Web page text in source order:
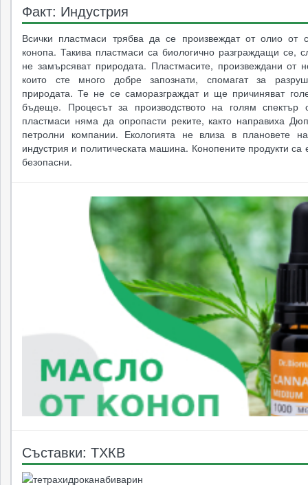
Факт: Индустрия
Всички пластмаси трябва да се произвеждат от олио от
конопа. Такива пластмаси са биологично разграждащи се,
не замърсяват природата. Пластмасите, произвеждани от
които сте много добре запознати, спомагат за
природата. Те не се саморазграждат и ще причиняват
бъдеще. Процесът за производството на голям спектър
пластмаси няма да опропасти реките, както направиха
петролни компании. Екологията не влиза в плановете
индустрия и политическата машина. Конопените продукти са
безопасни.
Съставки: ТХКВ